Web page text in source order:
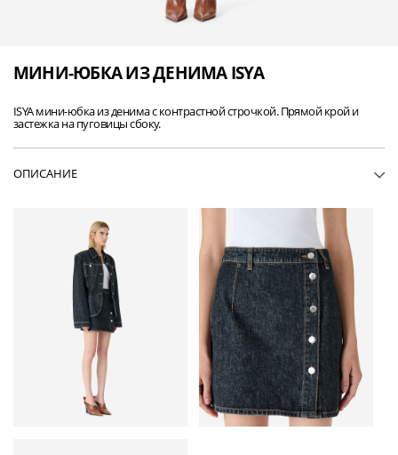
МИНИ-ЮБКА ИЗ ДЕНИМА ISYA
ISYA мини-юбка из денима с контрастной строчкой. Прямой крой и
застежка на пуговицы сбоку.
ОПИСАНИЕ
• Юбка из денима
• Прямой крой
• Контрастная строчка
• Застегивается на пуговицы сбоку
• Основные материалы: 80% хлопок, 20% конопляное полотно
• Сделано в Турции
Рост модели — 177 см, размер на модели — 36 (FR).